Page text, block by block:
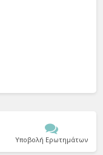
Υποβολή Ερωτημάτων